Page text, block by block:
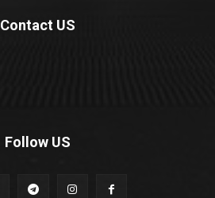
Contact US
Follow US